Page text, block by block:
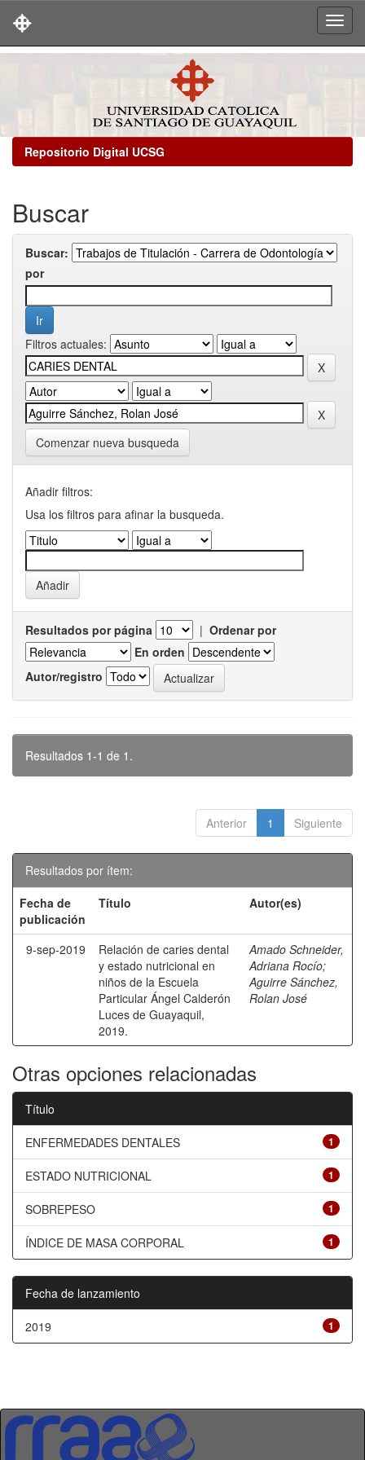
Repositorio Digital UCSG
Buscar
Buscar:
por
Filtros actuales:
Comenzar nueva busqueda
Añadir filtros:
Usa los filtros para afinar la busqueda.
Resultados por página | Ordenar por
En orden
Autor/registro
Resultados 1-1 de 1.
Anterior 1 Siguiente
Resultados por ítem:
Fecha de
publicación
Título Autor(es)
9-sep-2019
Relación de caries dental
y estado nutricional en
niños de la Escuela
Particular Ángel Calderón
Luces de Guayaquil,
2019.
Amado Schneider,
Adriana Rocío;
Aguirre Sánchez,
Rolan José
Otras opciones relacionadas
Título
1
ENFERMEDADES DENTALES
1
ESTADO NUTRICIONAL
1
SOBREPESO
1
ÍNDICE DE MASA CORPORAL
Fecha de lanzamiento
1
2019